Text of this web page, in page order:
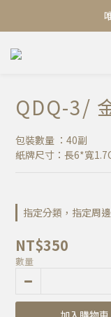
QDQ-3/
包裝數量 ：40副
紙牌尺寸：長6*寬
指定分類，指定周
NT$350
數量